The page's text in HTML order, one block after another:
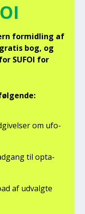
for­mid­ling af
bog, og
SUFOI for
om ufo­
til opta­
af udvalg­te